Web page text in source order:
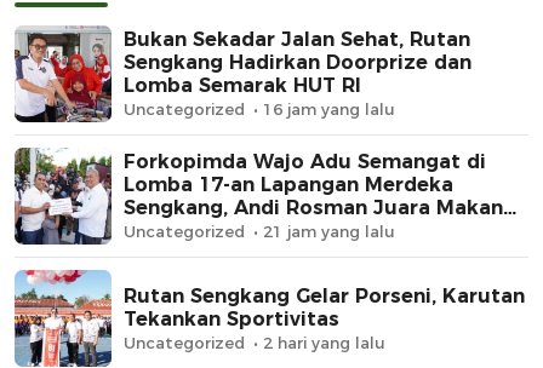
Bukan Sekadar Jalan Sehat, Rutan
Sengkang Hadirkan Doorprize dan
Lomba Semarak HUT RI
Uncategorized 16 jam yang lalu
Forkopimda Wajo Adu Semangat di
Lomba 17-an Lapangan Merdeka
Sengkang, Andi Rosman Juara Makan
Krupuk
Uncategorized 21 jam yang lalu
Rutan Sengkang Gelar Porseni, Karutan
Tekankan Sportivitas
Uncategorized 2 hari yang lalu